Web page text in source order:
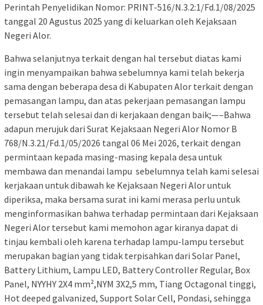
Perintah Penyelidikan Nomor: PRINT-516/N.3.2:1/Fd.1/08/2025
tanggal 20 Agustus 2025 yang di keluarkan oleh Kejaksaan
Negeri Alor.
Bahwa selanjutnya terkait dengan hal tersebut diatas kami
ingin menyampaikan bahwa sebelumnya kami telah bekerja
sama dengan beberapa desa di Kabupaten Alor terkait dengan
pemasangan lampu, dan atas pekerjaan pemasangan lampu
tersebut telah selesai dan di kerjakaan dengan baik;—–Bahwa
adapun merujuk dari Surat Kejaksaan Negeri Alor Nomor B
768/N.3.21/Fd.1/05/2026 tangal 06 Mei 2026, terkait dengan
permintaan kepada masing-masing kepala desa untuk
membawa dan menandai lampu sebelumnya telah kami selesai
kerjakaan untuk dibawah ke Kejaksaan Negeri Alor untuk
diperiksa, maka bersama surat ini kami merasa perlu untuk
menginformasikan bahwa terhadap permintaan dari Kejaksaan
Negeri Alor tersebut kami memohon agar kiranya dapat di
tinjau kembali oleh karena terhadap lampu-lampu tersebut
merupakan bagian yang tidak terpisahkan dari Solar Panel,
Battery Lithium, Lampu LED, Battery Controller Regular, Box
Panel, NYYHY 2X4 mm²,NYM 3X2,5 mm, Tiang Octagonal tinggi,
Hot deeped galvanized, Support Solar Cell, Pondasi, sehingga